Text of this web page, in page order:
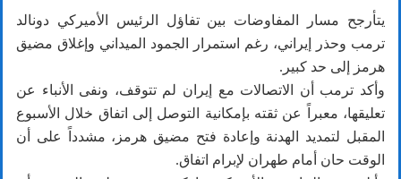
يتأرجح مسار المفاوضات بين تفاؤل الرئيس الأميركي دونالد
ترمب وحذر إيراني، رغم استمرار الجمود الميداني وإغلاق مضيق
هرمز إلى حد كبير.
وأكد ترمب أن الاتصالات مع إيران لم تتوقف، ونفى الأنباء عن
تعليقها، معبراً عن ثقته بإمكانية التوصل إلى اتفاق خلال الأسبوع
المقبل لتمديد الهدنة وإعادة فتح مضيق هرمز، مشدداً على أن
الوقت حان أمام طهران لإبرام اتفاق.